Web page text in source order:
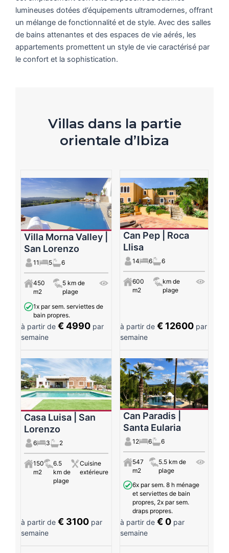
lumineuses dotées d’équipements ultramodernes, offrant
un mélange de fonctionnalité et de style. Avec des salles
de bains attenantes et des espaces de vie aérés, les
appartements promettent un style de vie caractérisé par
le confort et la sophistication.
Villas dans la partie
orientale d’Ibiza
Villa Morna Valley |
San Lorenzo
11 5 6
450
m2
5 km de
plage
1x par sem. serviettes de
bain propres.
à partir de € 4990 par
semaine
Can Pep | Roca
Llisa
14 6 6
600
m2
km de
plage
à partir de € 12600par
semaine
Casa Luisa | San
Lorenzo
6 3 2
150
m2
6.5
km de
plage
Cuisine
extérieure
à partir de € 3100 par
semaine
Can Paradis |
Santa Eularia
12 6 6
547
m2
5.5 km de
plage
6x par sem. 8 h ménage
et serviettes de bain
propres, 2x par sem.
draps propres.
à partir de € 0par
semaine